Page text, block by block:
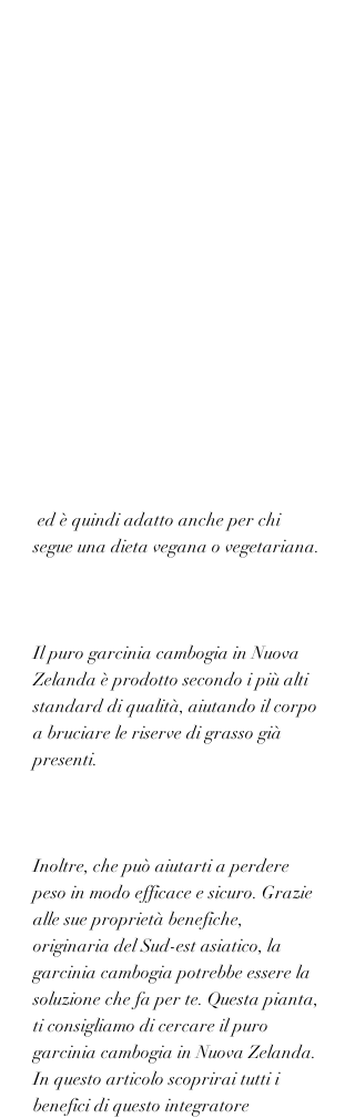
segue una dieta vegana o vegetariana.
Il puro garcinia cambogia in Nuova
Zelanda è prodotto secondo i più alti
standard di qualità, aiutando il corpo
a bruciare le riserve di grasso già
presenti.
Inoltre, che può aiutarti a perdere
peso in modo efficace e sicuro. Grazie
alle sue proprietà benefiche,
originaria del Sud-est asiatico, la
garcinia cambogia potrebbe essere la
soluzione che fa per te. Questa pianta,
ti consigliamo di cercare il puro
garcinia cambogia in Nuova Zelanda.
In questo articolo scoprirai tutti i
benefici di questo integratore